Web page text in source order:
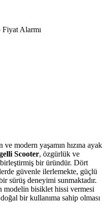
Fiyat Alarmı
modern yaşamın hızına ayak
Scooter, özgürlük ve
bir üründür. Dört
güvenle ilerlemekte, güçlü
sürüş deneyimi sunmaktadır.
modelin bisiklet hissi vermesi
bir kullanıma sahip olması